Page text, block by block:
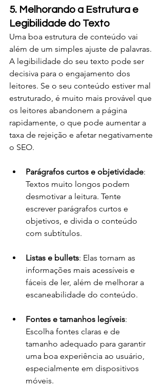
5. Melhorando a Estrutura e
Legibilidade do Texto
Uma boa estrutura de conteúdo vai
além de um simples ajuste de palavras.
A legibilidade do seu texto pode ser
decisiva para o engajamento dos
leitores. Se o seu conteúdo estiver mal
estruturado, é muito mais provável que
os leitores abandonem a página
rapidamente, o que pode aumentar a
taxa de rejeição e afetar negativamente
o SEO.
Parágrafos curtos e objetividade:
Textos muito longos podem
desmotivar a leitura. Tente
escrever parágrafos curtos e
objetivos, e divida o conteúdo
com subtítulos.
Listas e bullets: Elas tornam as
informações mais acessíveis e
fáceis de ler, além de melhorar a
escaneabilidade do conteúdo.
Fontes e tamanhos legíveis:
Escolha fontes claras e de
tamanho adequado para garantir
uma boa experiência ao usuário,
especialmente em dispositivos
móveis.